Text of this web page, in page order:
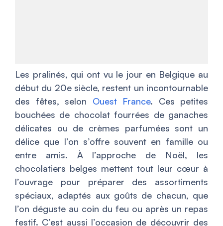
Les pralinés, qui ont vu le jour en Belgique au
début du 20e siècle, restent un incontournable
des fêtes, selon Ouest France. Ces petites
bouchées de chocolat fourrées de ganaches
délicates ou de crèmes parfumées sont un
délice que l’on s’offre souvent en famille ou
entre amis. À l’approche de Noël, les
chocolatiers belges mettent tout leur cœur à
l’ouvrage pour préparer des assortiments
spéciaux, adaptés aux goûts de chacun, que
l’on déguste au coin du feu ou après un repas
festif. C’est aussi l’occasion de découvrir des